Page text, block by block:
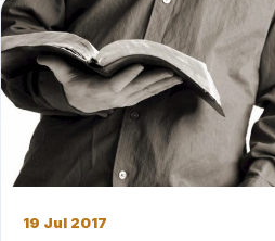
19 Jul 2017